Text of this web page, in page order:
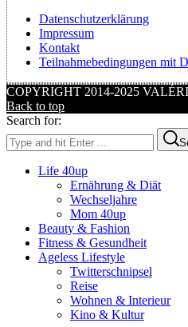
Datenschutzerklärung
Impressum
Kontakt
Teilnahmebedingungen mit
COPYRIGHT 2014-2025
Back to top
Search for:
Life 40up
Ernährung & Diät
Wechseljahre
Mom 40up
Beauty & Fashion
Fitness & Gesundheit
Ageless Lifestyle
Twitterschnipsel
Reise
Wohnen & Interieur
Kino & Kultur